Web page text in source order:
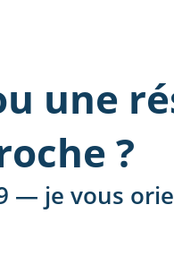
une
?
— je vous